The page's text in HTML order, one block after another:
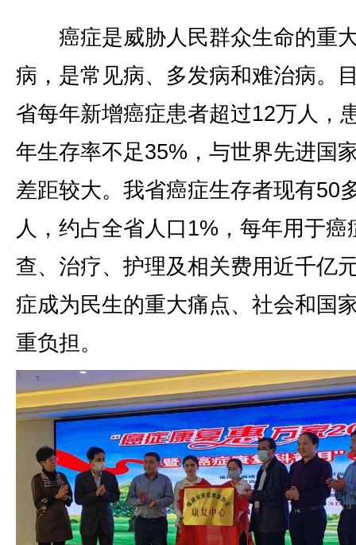
癌症是威胁人民群众生命的重
病，是常见病、多发病和难治病。
省每年新增癌症患者超过12万人，
年生存率不足35%，与世界先进国
差距较大。我省癌症生存者现有50
人，约占全省人口1%，每年用于癌
查、治疗、护理及相关费用近千亿
症成为民生的重大痛点、社会和国
重负担。